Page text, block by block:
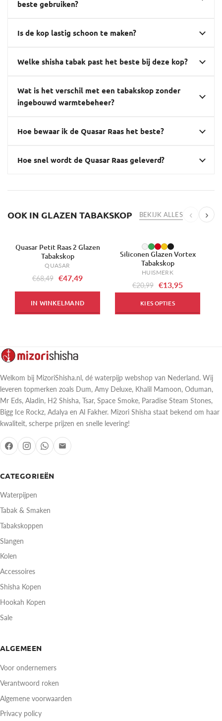
beste gebruiken?
Is de kop lastig schoon te maken?
Welke shisha tabak past het beste bij deze kop?
Wat is het verschil met een tabakskop zonder
ingebouwd warmtebeheer?
Hoe bewaar ik de Quasar Raas het beste?
Hoe snel wordt de Quasar Raas geleverd?
OOK IN GLAZEN TABAKSKOP BEKIJK ALLES ‹ ›
-31%
Quasar Petit Raas 2 Glazen
Tabakskop
QUASAR
€68,49 €47,49
IN WINKELMAND
Siliconen Glazen Vortex
Tabakskop
HUISMERK
€20,99 €13,95
KIES OPTIES
CATEGORIEËN
Waterpijpen
Tabak & Smaken
Tabakskoppen
Slangen
Kolen
Accessoires
Shisha Kopen
Hookah Kopen
Sale
ALGEMEEN
Voor ondernemers
Verantwoord roken
Algemene voorwaarden
Privacy policy
Welkom bij MizoriShisha.nl, dé waterpijp webshop van Nederland. Wij
leveren topmerken zoals Dum, Amy Deluxe, Khalil Mamoon, Oduman,
Mr Eds, Aladin, H2 Shisha, Tsar, Space Smoke, Paradise Steam Stones,
Bigg Ice Rockz, Adalya en Al Fakher. Mizori Shisha staat bekend om haar
kwaliteit, scherpe prijzen en snelle levering!